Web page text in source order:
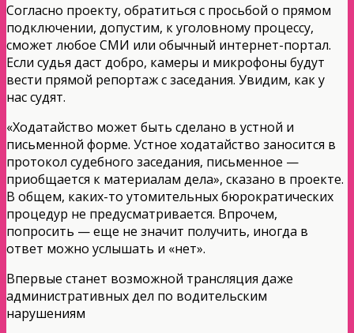
Согласно проекту, обратиться с просьбой о прямом
подключении, допустим, к уголовному процессу,
сможет любое СМИ или обычный интернет-портал.
Если судья даст добро, камеры и микрофоны будут
вести прямой репортаж с заседания. Увидим, как у
нас судят.
«Ходатайство может быть сделано в устной и
письменной форме. Устное ходатайство заносится в
протокол судебного заседания, письменное —
приобщается к материалам дела», сказано в проекте.
В общем, каких-то утомительных бюрократических
процедур не предусматривается. Впрочем,
попросить — еще не значит получить, иногда в
ответ можно услышать и «нет».
Впервые станет возможной трансляция даже
административных дел по водительским
нарушениям